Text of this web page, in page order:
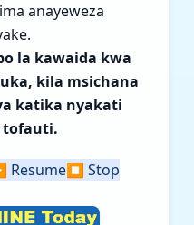
anayeweza
la kawaida kwa
kila msichana
katika nyakati
tofauti.
Resume⏹️ Stop